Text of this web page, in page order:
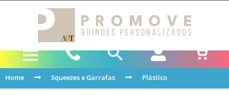
Home Squeezes e Garrafas Plástico